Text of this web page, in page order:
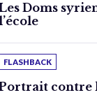
Doms
FLASHBACK
contre